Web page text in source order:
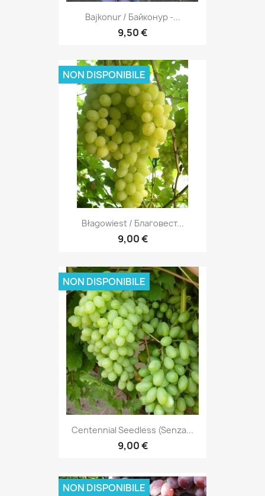
Bajkonur / Байконур -...
9,50 €
Błagowiest / Благовест...
9,00 €
NON DISPONIBILE
Centennial Seedless (senza...
9,00 €
NON DISPONIBILE
NON DISPONIBILE